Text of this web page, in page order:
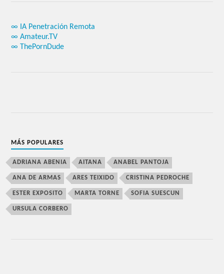
∞ IA Penetración Remota
∞ Amateur.TV
∞ ThePornDude
MÁS POPULARES
ADRIANA ABENIA AITANA ANABEL PANTOJA
ANA DE ARMAS ARES TEIXIDO CRISTINA PEDROCHE
ESTER EXPOSITO MARTA TORNE SOFIA SUESCUN
URSULA CORBERO